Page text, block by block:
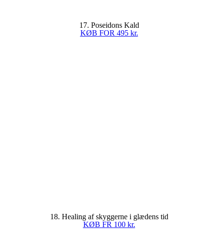
17. Poseidons Kald
KØB FOR 495 kr.
18. Healing af skyggerne i glædens tid
KØB FR 100 kr.